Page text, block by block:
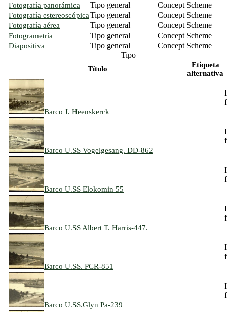
Fotografía panorámica Tipo general Concept Scheme
Fotografía estereoscópicaTipo general Concept Scheme
Fotografía aérea Tipo general Concept Scheme
Fotogrametría Tipo general Concept Scheme
Diapositiva Tipo general
Concept Scheme
Tipo
Título
Etiqueta
alternativa
Barco J. Heenskerck
Barco U.SS Vogelgesang. DD-862
Barco U.SS Elokomin 55
Barco U.SS Albert T. Harris-447.
Barco U.SS. PCR-851
Barco U.SS.Glyn Pa-239